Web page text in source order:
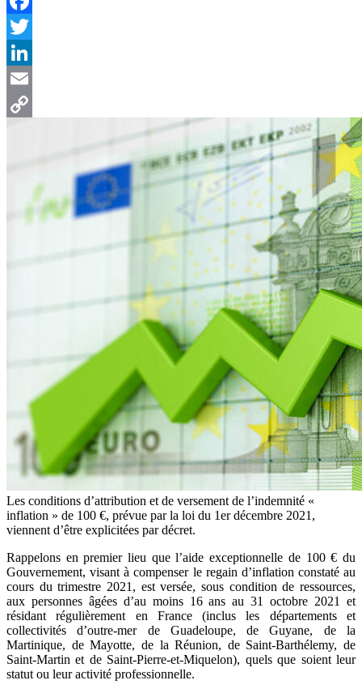
Facebook
Twitter
LinkedIn
Email
Les conditions d’attribution et de versement de l’indemnité «
inflation » de 100 €, prévue par la loi du 1er décembre 2021,
viennent d’être explicitées par décret.
Rappelons en premier lieu que l’aide exceptionnelle de 100 € du
Gouvernement, visant à compenser le regain d’inflation constaté au
cours du trimestre 2021, est versée, sous condition de ressources,
aux personnes âgées d’au moins 16 ans au 31 octobre 2021 et
résidant régulièrement en France (inclus les départements et
collectivités d’outre-mer de Guadeloupe, de Guyane, de la
Martinique, de Mayotte, de la Réunion, de Saint-Barthélemy, de
Saint-Martin et de Saint-Pierre-et-Miquelon), quels que soient leur
statut ou leur activité professionnelle.